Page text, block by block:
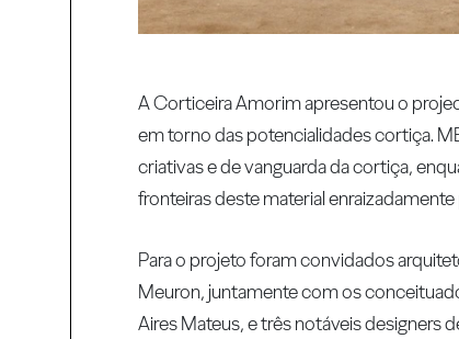
A Corticeira Amorim apresentou o
em torno das potencialidades cortiça.
criativas e de vanguarda da cortiça,
fronteiras deste material
Para o projeto foram convidados
Meuron, juntamente com os
Aires Mateus, e três notáveis designers